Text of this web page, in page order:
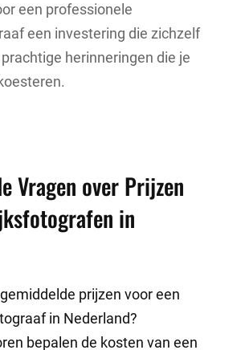
een professionele
een investering die zichzelf
herinneringen die je
Vragen over Prijzen
in
prijzen voor een
in Nederland?
bepalen de kosten van een